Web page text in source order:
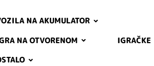
NA AKUMULATOR
NA OTVORENOM
IGRAČKE